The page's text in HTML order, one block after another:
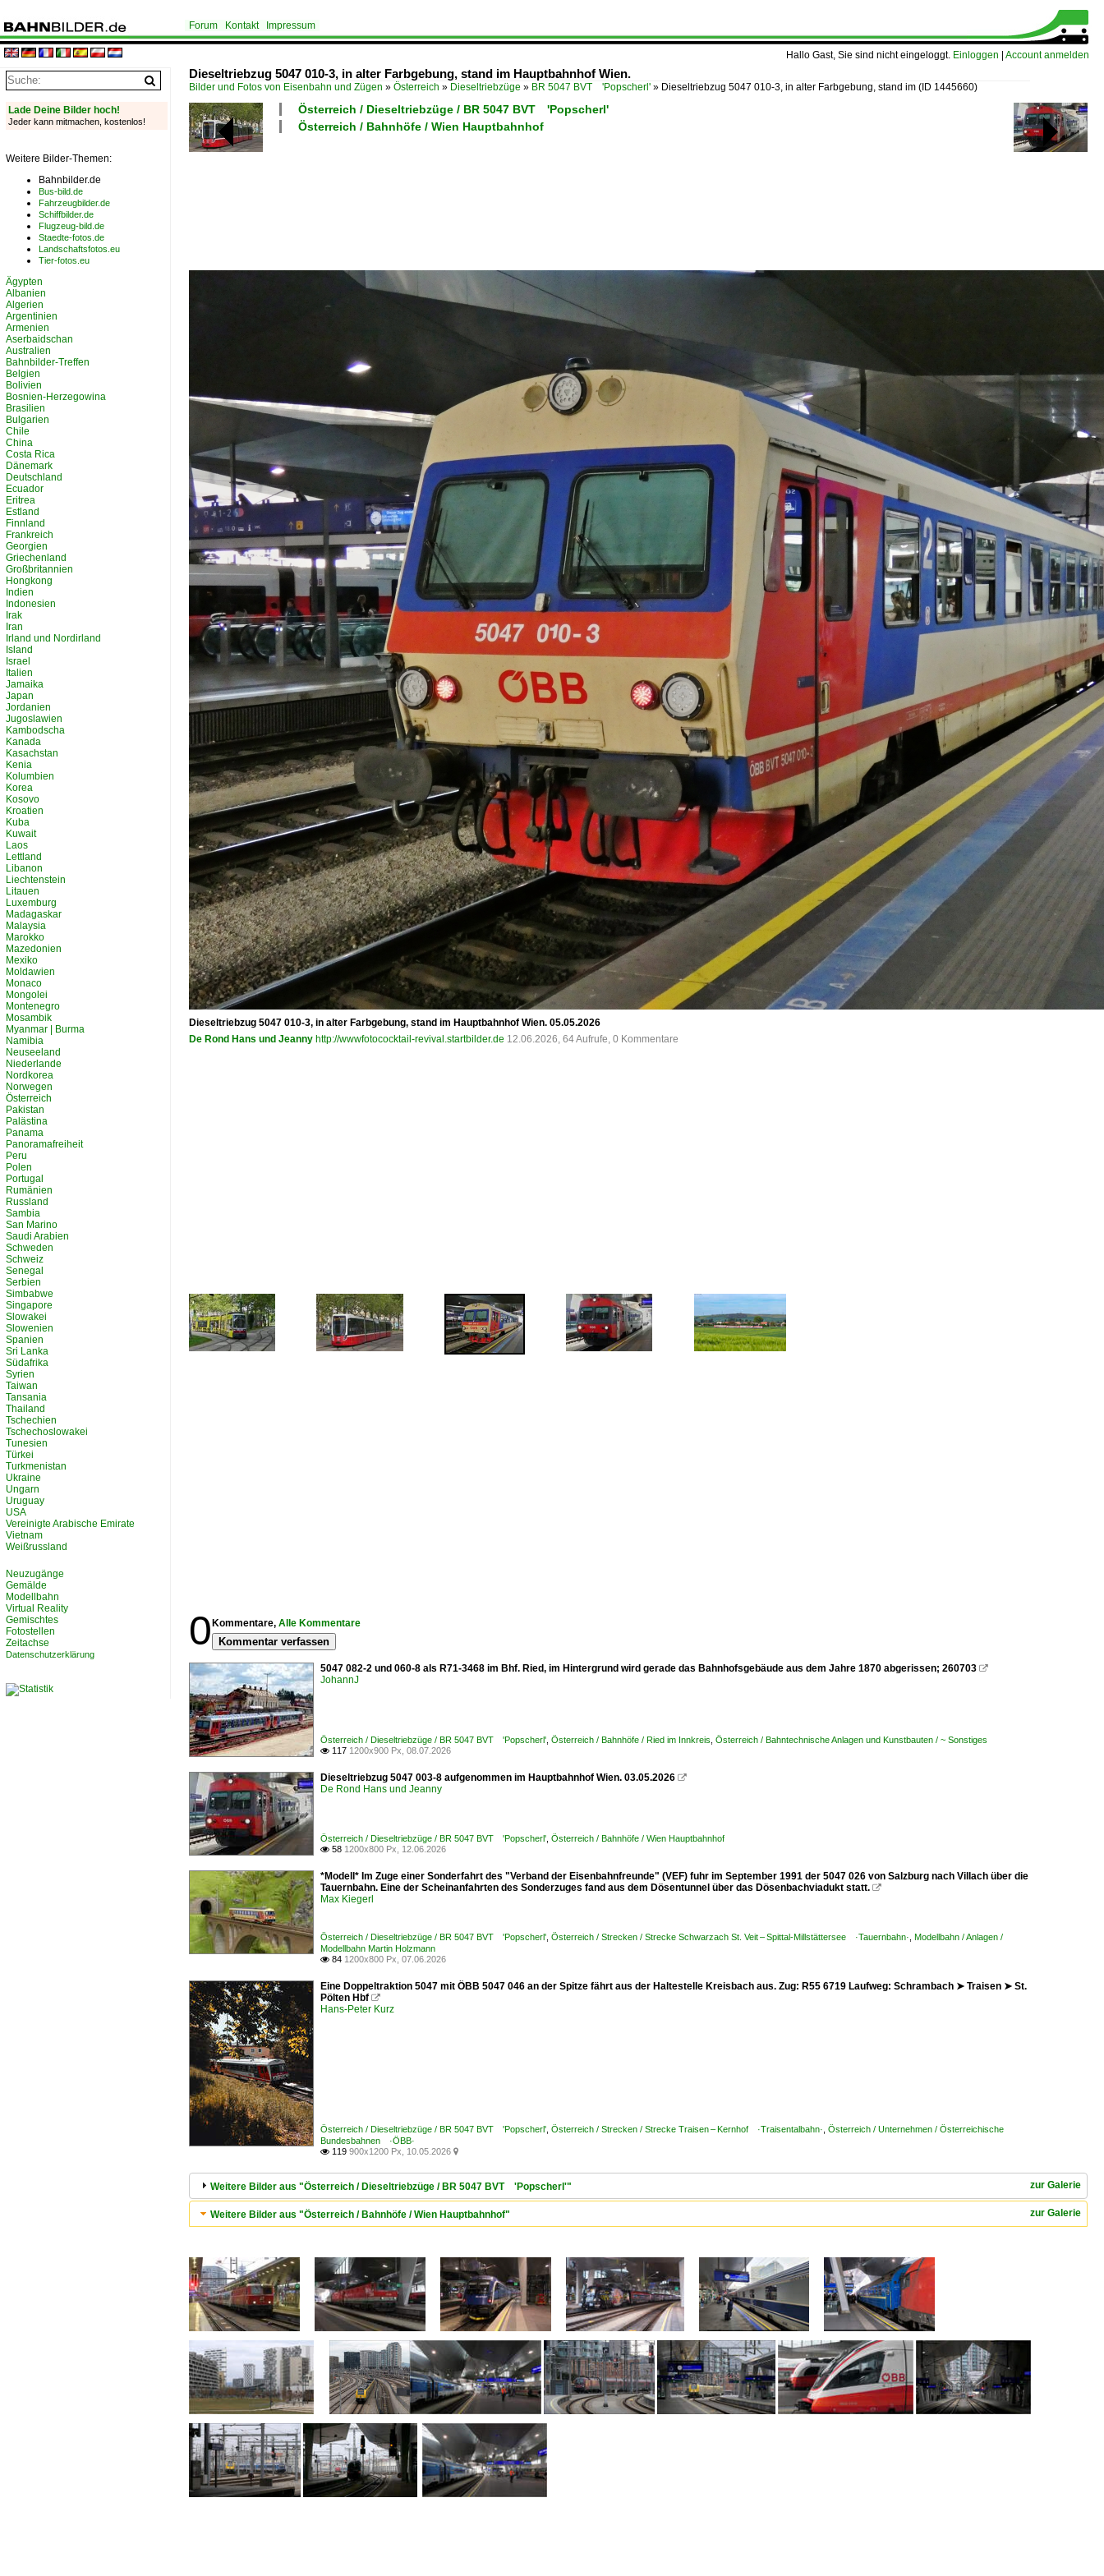
Hallo Gast, Sie sind nicht eingeloggt. Einloggen Account anmelden
Forum Kontakt Impressum
Dieseltriebzug 5047 010-3, in alter Farbgebung, stand im Hauptbahnhof Wien.
Bilder und Fotos von Eisenbahn und Zügen » Österreich » Dieseltriebzüge » BR 5047 BVT 'Popscherl' » Dieseltriebzug 5047 010-3, in alter Farbgebung, stand im (ID 1445660)
Österreich / Dieseltriebzüge / BR 5047 BVT 'Popscherl'
Österreich / Bahnhöfe / Wien Hauptbahnhof
Dieseltriebzug 5047 010-3, in alter Farbgebung, stand im Hauptbahnhof Wien. 05.05.2026
De Rond Hans und Jeanny http://wwwfotococktail-revival.startbilder.de 12.06.2026, 64 Aufrufe, 0 Kommentare
0 Kommentare, Alle Kommentare
Kommentar verfassen
5047 082-2 und 060-8 als R71-3468 im Bhf. Ried, im Hintergrund wird gerade das Bahnhofsgebäude aus dem Jahre 1870 abgerissen; 260703 
JohannJ
Österreich / Dieseltriebzüge / BR 5047 BVT 'Popscherl' Österreich / Bahnhöfe / Ried im Innkreis Österreich / Bahntechnische Anlagen und Kunstbauten / ~ Sonstiges
 117 1200x900 Px, 08.07.2026
Dieseltriebzug 5047 003-8 aufgenommen im Hauptbahnhof Wien. 03.05.2026 
De Rond Hans und Jeanny
Österreich / Dieseltriebzüge / BR 5047 BVT 'Popscherl' Österreich / Bahnhöfe / Wien Hauptbahnhof
 58 1200x800 Px, 12.06.2026
*Modell* Im Zuge einer Sonderfahrt des "Verband der Eisenbahnfreunde" (VEF) fuhr im September 1991 der 5047 026 von Salzburg nach Villach über die
Tauernbahn. Eine der Scheinanfahrten des Sonderzuges fand aus dem Dösentunnel über das Dösenbachviadukt statt. 
Max Kiegerl
Österreich / Dieseltriebzüge / BR 5047 BVT 'Popscherl' Österreich / Strecken / Strecke Schwarzach St. Veit – Spittal-Millstättersee ·Tauernbahn· Modellbahn / Anlagen /
Modellbahn Martin Holzmann
 84 1200x800 Px, 07.06.2026
Eine Doppeltraktion 5047 mit ÖBB 5047 046 an der Spitze fährt aus der Haltestelle Kreisbach aus. Zug: R55 6719 Laufweg: Schrambach ➤ Traisen ➤ St.
Pölten Hbf 
Hans-Peter Kurz
Österreich / Dieseltriebzüge / BR 5047 BVT 'Popscherl' Österreich / Strecken / Strecke Traisen – Kernhof ·Traisentalbahn· Österreich / Unternehmen / Österreichische
Bundesbahnen ·ÖBB·
 119 900x1200 Px, 10.05.2026 
zur Galerie
Weitere Bilder aus "Österreich / Dieseltriebzüge / BR 5047 BVT 'Popscherl'"
zur Galerie
Weitere Bilder aus "Österreich / Bahnhöfe / Wien Hauptbahnhof"
Lade Deine Bilder hoch!
Jeder kann mitmachen, kostenlos!
Weitere Bilder-Themen:
Bahnbilder.de
Bus-bild.de
Fahrzeugbilder.de
Schiffbilder.de
Flugzeug-bild.de
Staedte-fotos.de
Landschaftsfotos.eu
Tier-fotos.eu
Ägypten
Albanien
Algerien
Argentinien
Armenien
Aserbaidschan
Australien
Bahnbilder-Treffen
Belgien
Bolivien
Bosnien-Herzegowina
Brasilien
Bulgarien
Chile
China
Costa Rica
Dänemark
Deutschland
Ecuador
Eritrea
Estland
Finnland
Frankreich
Georgien
Griechenland
Großbritannien
Hongkong
Indien
Indonesien
Irak
Iran
Irland und Nordirland
Island
Israel
Italien
Jamaika
Japan
Jordanien
Jugoslawien
Kambodscha
Kanada
Kasachstan
Kenia
Kolumbien
Korea
Kosovo
Kroatien
Kuba
Kuwait
Laos
Lettland
Libanon
Liechtenstein
Litauen
Luxemburg
Madagaskar
Malaysia
Marokko
Mazedonien
Mexiko
Moldawien
Monaco
Mongolei
Montenegro
Mosambik
Myanmar | Burma
Namibia
Neuseeland
Niederlande
Nordkorea
Norwegen
Österreich
Pakistan
Palästina
Panama
Panoramafreiheit
Peru
Polen
Portugal
Rumänien
Russland
Sambia
San Marino
Saudi Arabien
Schweden
Schweiz
Senegal
Serbien
Simbabwe
Singapore
Slowakei
Slowenien
Spanien
Sri Lanka
Südafrika
Syrien
Taiwan
Tansania
Thailand
Tschechien
Tschechoslowakei
Tunesien
Türkei
Turkmenistan
Ukraine
Ungarn
Uruguay
USA
Vereinigte Arabische Emirate
Vietnam
Weißrussland
Neuzugänge
Gemälde
Modellbahn
Virtual Reality
Gemischtes
Fotostellen
Zeitachse
Datenschutzerklärung